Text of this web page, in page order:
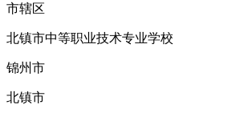
市辖区
北镇市中等职业技术专业学校
锦州市
北镇市